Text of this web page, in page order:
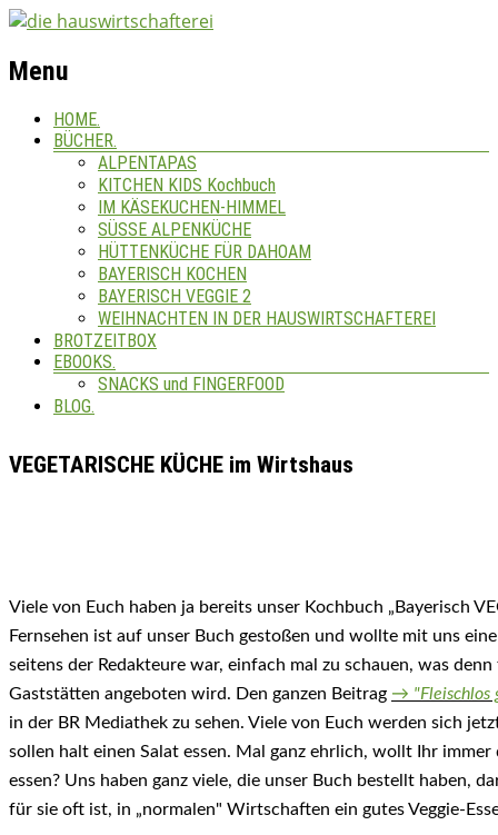
Menu
HOME.
BÜCHER.
ALPENTAPAS
KITCHEN KIDS Kochbuch
IM KÄSEKUCHEN-HIMMEL
SÜSSE ALPENKÜCHE
HÜTTENKÜCHE FÜR DAHOAM
BAYERISCH KOCHEN
BAYERISCH VEGGIE 2
WEIHNACHTEN IN DER HAUSWIRTSCHAFTEREI
BROTZEITBOX
EBOOKS.
SNACKS und FINGERFOOD
BLOG.
VEGETARISCHE KÜCHE im Wirtshaus
Viele von Euch haben ja bereits unser Kochbuch „Bayerisch
Fernsehen ist auf unser Buch gestoßen und wollte mit uns
seitens der Redakteure war, einfach mal zu schauen, was
Gaststätten angeboten wird. Den ganzen Beitrag → "Fleischlos
in der BR Mediathek zu sehen. Viele von Euch werden sich
sollen halt einen Salat essen. Mal ganz ehrlich, wollt Ihr immer
essen? Uns haben ganz viele, die unser Buch bestellt haben,
für sie oft ist, in „normalen" Wirtschaften ein gutes Veggie-